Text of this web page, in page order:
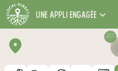
une appli engagée